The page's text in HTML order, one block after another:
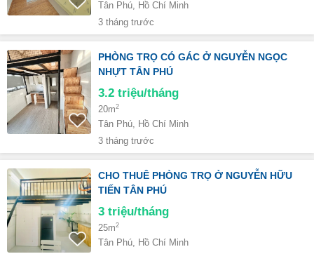
Tân Phú, Hồ Chí Minh
3 tháng trước
PHÒNG TRỌ CÓ GÁC Ở NGUYỄN NGỌC
NHỰT TÂN PHÚ
3.2 triệu/tháng
20m2
Tân Phú, Hồ Chí Minh
3 tháng trước
CHO THUÊ PHÒNG TRỌ Ở NGUYỄN HỮU
TIẾN TÂN PHÚ
3 triệu/tháng
25m2
Tân Phú, Hồ Chí Minh